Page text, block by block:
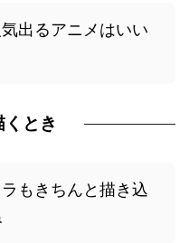
出るアニメはいい
とき
もきちんと描き込